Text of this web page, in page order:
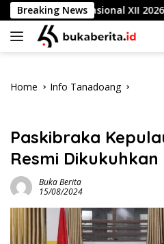
Skip
to
content
Breaking News
Nasional XII 2026 di Cibubur
Home Info Tanadoang
Paskibraka
Resmi Dikukuhkan
Buka Berita
15/08/2024